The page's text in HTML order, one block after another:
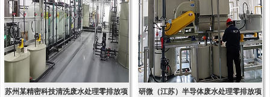
苏州某精密科技清洗废水处理零排放项 研微（江苏）半导体废水处理零排放项